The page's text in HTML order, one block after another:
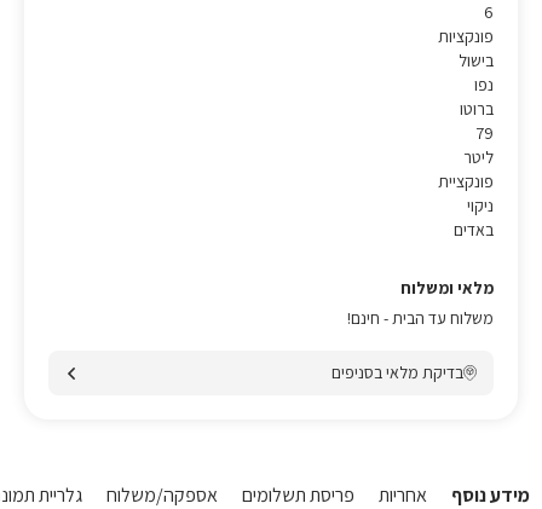
6
פונקציות
בישול
נפו
ברוטו
79
ליטר
פונקציית
ניקוי
באדים
מלאי ומשלוח
משלוח עד הבית - חינם!
בדיקת מלאי בסניפים
מידע נוסף אחריות פריסת תשלומים אספקה/משלוח גלריית